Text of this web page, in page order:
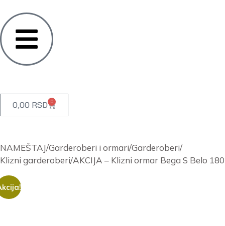
0,00 RSD 0
NAMEŠTAJ/Garderoberi i ormari/Garderoberi/
Klizni garderoberi/AKCIJA – Klizni ormar Bega S Belo 180